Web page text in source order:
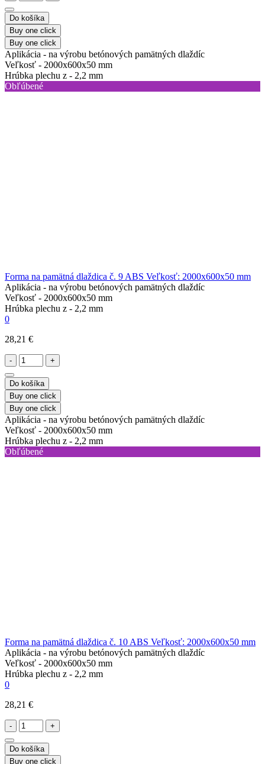
Do košíka
Buy one click
Buy one click
Aplikácia - na výrobu betónových pamätných dlaždíc
Veľkosť - 2000x600x50 mm
Hrúbka plechu z - 2,2 mm
Obľúbené
Forma na pamätná dlaždica č. 9 ABS Veľkosť: 2000x600x50 mm
Aplikácia - na výrobu betónových pamätných dlaždíc
Veľkosť - 2000x600x50 mm
Hrúbka plechu z - 2,2 mm
0
28,21 €
- +
Do košíka
Buy one click
Buy one click
Aplikácia - na výrobu betónových pamätných dlaždíc
Veľkosť - 2000x600x50 mm
Hrúbka plechu z - 2,2 mm
Obľúbené
Forma na pamätná dlaždica č. 10 ABS Veľkosť: 2000x600x50 mm
Aplikácia - na výrobu betónových pamätných dlaždíc
Veľkosť - 2000x600x50 mm
Hrúbka plechu z - 2,2 mm
0
28,21 €
- +
Do košíka
Buy one click